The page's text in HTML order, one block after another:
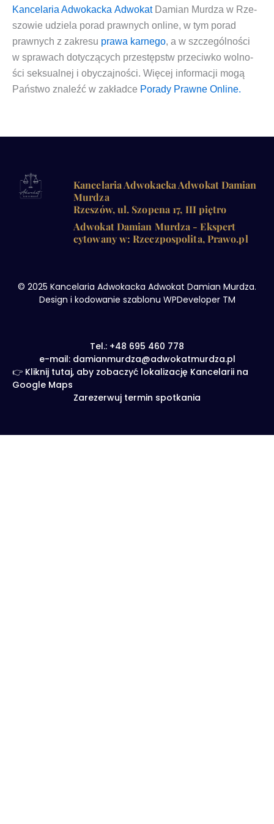
Kan­ce­la­ria Adwo­kac­ka Adwo­katDamian Mur­dza w Rze­
szo­wie udzie­la porad praw­nych onli­ne, w tym porad
praw­nych z zakre­su pra­wa kar­ne­go, a w szcze­gól­no­ści
w spra­wach doty­czą­cych prze­stępstw prze­ciw­ko wol­no­
ści sek­su­al­nej i oby­czaj­no­ści. Wię­cej infor­ma­cji mogą
Pań­stwo zna­leźć w zakład­ce Pora­dy Praw­ne Online.
Kancelaria Adwokacka Adwokat Damian
Murdza
Rzeszów, ul. Szopena 17, III piętro
Adwokat Damian Murdza - Ekspert
cytowany w: Rzeczpospolita, Prawo.pl
© 2025 Kancelaria Adwokacka Adwokat Damian Murdza.
Design i kodowanie szablonu WPDeveloper TM
Tel.: +48 695 460 778
e-mail: damianmurdza@adwokatmurdza.pl
👉 Kliknij tutaj, aby zobaczyć lokalizację Kancelarii na
Google Maps
Zarezerwuj termin spotkania